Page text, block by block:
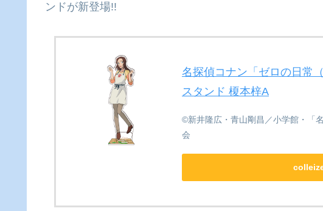
ンドが新登場!!
名探偵コナン「ゼロの日常
スタンド 榎本梓A
©新井隆広・青山剛昌／小学館・「
会